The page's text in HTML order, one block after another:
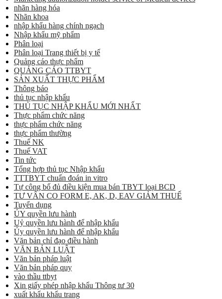
nhãn hàng hóa
Nhãn khoa
nhập khẩu hàng chính ngạch
Nhập khẩu mỹ phẩm
Phân loại
Phân loại Trang thiết bị y tế
Quảng cáo thực phẩm
QUẢNG CÁO TTBYT
SẢN XUẤT THỰC PHẨM
Thông báo
thủ tục nhập khẩu
THỦ TỤC NHẬP KHẨU MỚI NHẤT
Thực phẩm chức năng
thực phẩm chức năng
thực phẩm thường
Thuế NK
Thuế VAT
Tin tức
Tổng hợp thủ tục Nhập khẩu
TTTBYT chuẩn đoán in vitro
Tự công bố đủ điều kiện mua bán TBYT loại BCD
TƯ VẤN CO FORM E, AK, D, EAV GIẢM THUẾ
Tuyển dụng
ỦY quyền lưu hành
Uỷ quyền lưu hành để nhập khẩu
Ủy quyền lưu hành để nhập khẩu
Văn bản chỉ đạo điều hành
VĂN BẢN LUẬT
Văn bản pháp luật
Văn bản pháp quy
vào thầu ttbyt
Xin giấy phép nhập khẩu Thông tư 30
xuất khẩu khẩu trang